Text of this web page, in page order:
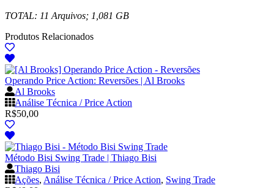
TOTAL: 11 Arquivos; 1,081 GB
Produtos Relacionados
Operando Price Action: Reversões | Al Brooks
Al Brooks
Análise Técnica / Price Action
R$50,00
Método Bisi Swing Trade | Thiago Bisi
Thiago Bisi
Ações, Análise Técnica / Price Action, Swing Trade